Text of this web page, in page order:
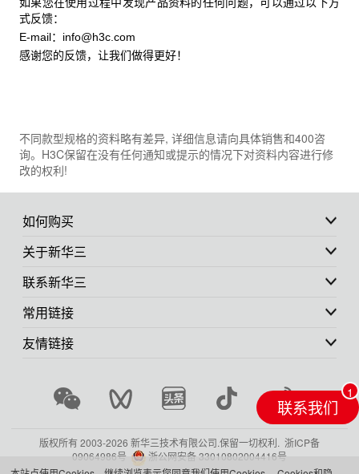
如果您在使用过程中发现产品资料的任何问题，可以通过以下方
式反馈：
E-mail： info@h3c.com
感谢您的反馈，让我们做得更好！
不同款型规格的资料略有差异, 详细信息请向具体销售和400咨
询。H3C保留在没有任何通知或提示的情况下对资料内容进行修
改的权利!
如何购买
关于新华三
联系新华三
常用链接
友情链接
版权所有 2003-2026 新华三技术有限公司.保留一切权利. 浙ICP备
09064986号
浙公网安备 33010802004416号
联系我们